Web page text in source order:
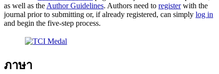
as well as the Author Guidelines. Authors need to registerwith the
journal prior to submitting or, if already registered, can simply log in
and begin the five-step process.
ภาษา